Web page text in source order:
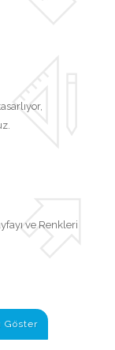
ve Renkleri
Göster